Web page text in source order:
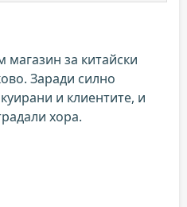
за китайски
Заради силно
и клиентите, и
хора.